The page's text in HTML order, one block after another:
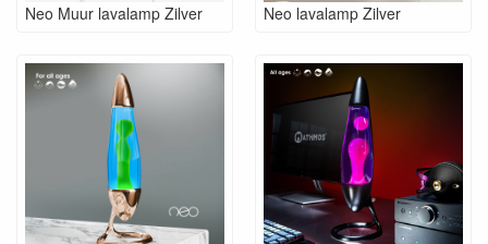
Neo Muur lavalamp Zilver Neo lavalamp Zilver